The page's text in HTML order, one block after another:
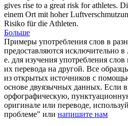
gives rise to a great risk for athletes.
einem Ort mit hoher
Risiko für die Athleten.
Больше
Примеры употребления слов в
предоставляются исключительно в
е. для изучения употребления
их перевода на другой. Все
из открытых источников с
основе двуязычных данных. Если
орфографическую,
оригинале или переводе,
проблеме" или напишите нам